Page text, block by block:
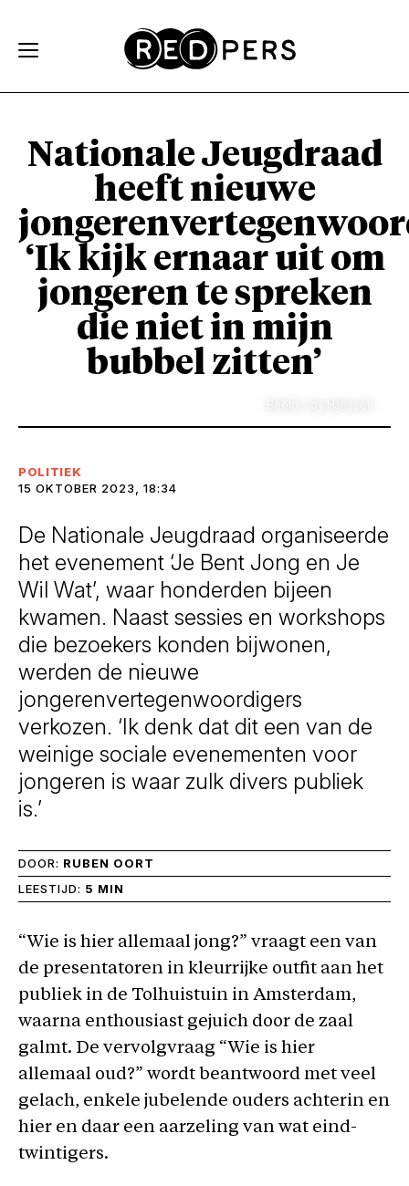
Nationale Jeugdraad
heeft nieuwe
‘Ik kijk ernaar uit om
jongeren te spreken
die niet in mijn
bubbel zitten’
POLITIEK
15 OKTOBER 2023, 18:34
De Nationale Jeugdraad organiseerde
het evenement ‘Je Bent Jong en Je
Wil Wat’, waar honderden bijeen
kwamen. Naast sessies en workshops
die bezoekers konden bijwonen,
werden de nieuwe
jongerenvertegenwoordigers
verkozen. ‘Ik denk dat dit een van de
weinige sociale evenementen voor
jongeren is waar zulk divers publiek
is.’
DOOR: RUBEN OORT
LEESTIJD: 5 MIN
“Wie is hier allemaal jong?” vraagt een van
de presentatoren in kleurrijke outfit aan het
publiek in de Tolhuistuin in Amsterdam,
waarna enthousiast gejuich door de zaal
galmt. De vervolgvraag “Wie is hier
allemaal oud?” wordt beantwoord met veel
gelach, enkele jubelende ouders achterin en
hier en daar een aarzeling van wat eind-
twintigers.